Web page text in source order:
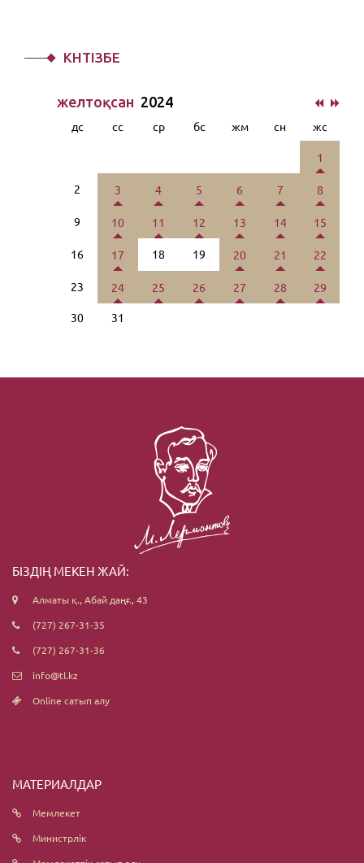
КҮНТІЗБЕ
желтоқсан 2024
дс сс ср бс жм сн жс
1
2 3 4 5 6 7 8
9 10 11 12 13 14 15
16 17 18 19 20 21 22
23 24 25 26 27 28 29
30 31
БІЗДІҢ МЕКЕН ЖАЙ:
Алматы қ., Абай даңғ., 43
(727) 267-31-35
(727) 267-31-36
info@tl.kz
Online сатып алу
МАТЕРИАЛДАР
Мемлекет
Министрлік